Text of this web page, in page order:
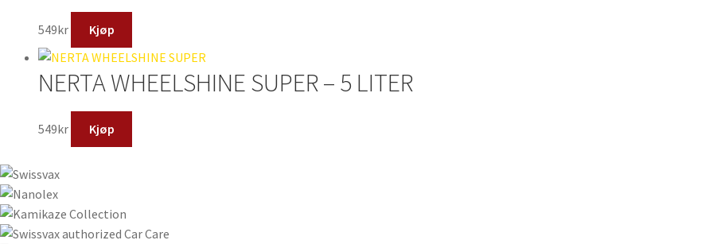
549kr Kjøp
NERTA WHEELSHINE SUPER – 5 LITER
549kr Kjøp